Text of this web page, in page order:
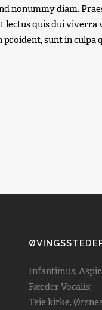
nonummy diam.
quis dui
sunt in
Infantimus,
Færder Vocalis:
Teie kirke,